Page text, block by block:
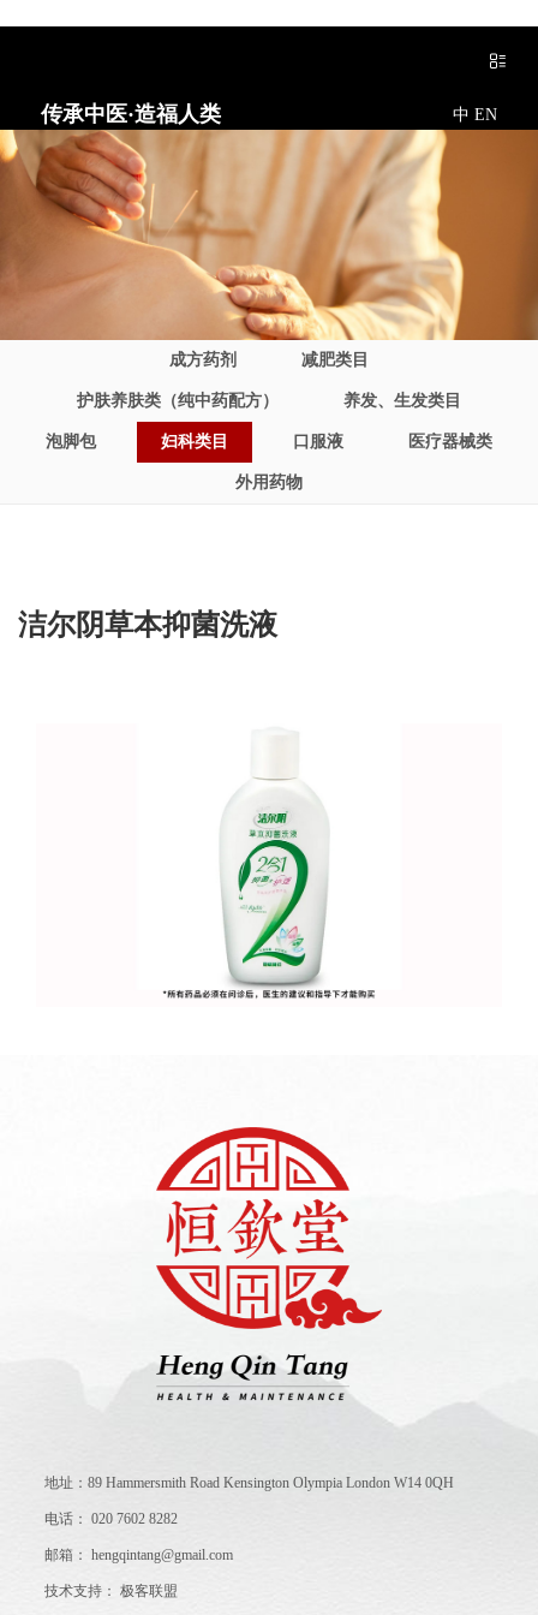
传承中医·造福人类 中 EN
成方药剂 减肥类目
护肤养肤类（纯中药配方） 养发、生发类目
泡脚包 妇科类目 口服液 医疗器械类
外用药物
洁尔阴草本抑菌洗液
地址：89 Hammersmith Road Kensington Olympia London W14 0QH
电话： 020 7602 8282
邮箱： hengqintang@gmail.com
技术支持：极客联盟